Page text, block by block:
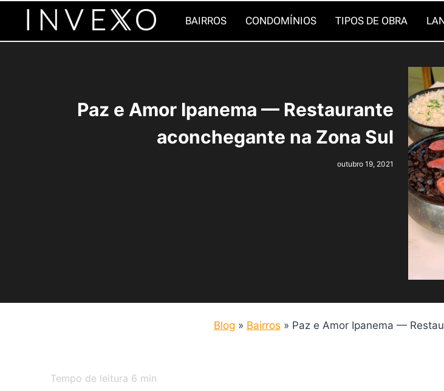
o
BAIRROS CONDOMÍNIOS TIPOS DE OBRA
Paz e Amor Ipanema — Restaurante
aconchegante na Zona Sul
outubro 19, 2021
Blog » Bairros » Paz e Amor Ipanema —
Tempo de leitura 6 min